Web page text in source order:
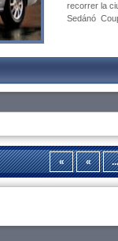
recorrer la
Sedánó
« « ...